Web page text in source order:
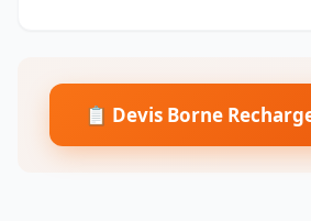
📋 Devis Borne